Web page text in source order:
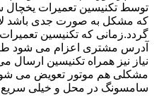
توسط تکنیسین تعمیرات
که مشکل به صورت جدی باشد
گردد.زمانی که تکنیسین
آدرس مشتری اعزام می شود
نیاز نیز همراه تکنیسین
مشکلی هم موتور تعویض می
سامسونگ در محل و خیلی سریع